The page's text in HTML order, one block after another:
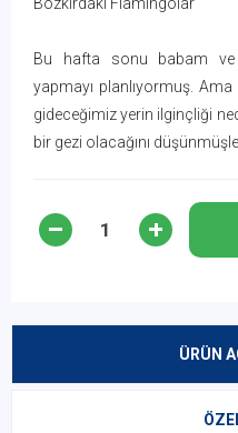
Bu hafta sonu babam ve
yapmayı planlıyormuş.
gideceğimiz yerin ilginçliği
bir gezi olacağını
ÜRÜN